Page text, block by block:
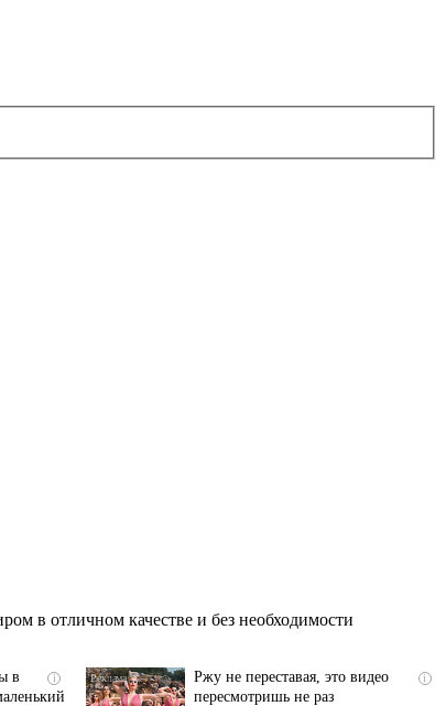
в отличном качестве и без необходимости
i
в
i
Ржу не переставая, это видео
пересмотришь не раз